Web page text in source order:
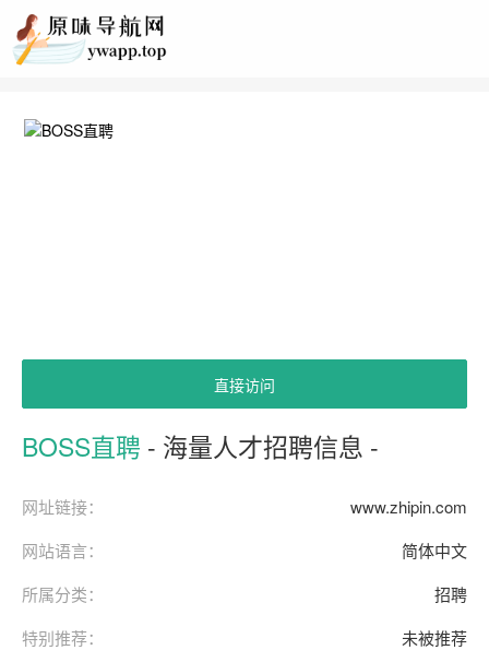
直接访问
BOSS直聘 - 海量人才招聘信息 -
网址链接：
www.zhipin.com
网站语言：
简体中文
所属分类：
招聘
特别推荐：
未被推荐